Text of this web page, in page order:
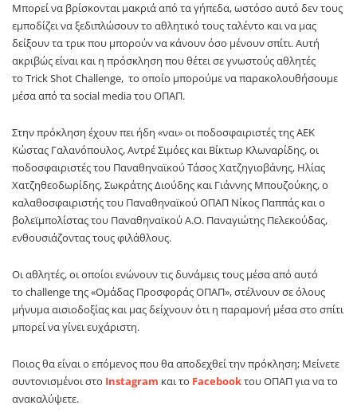
Μπορεί να βρίσκονται μακριά από τα γήπεδα, ωστόσο αυτό δεν τους
εμποδίζει να ξεδιπλώσουν το αθλητικό τους ταλέντο και να μας
δείξουν τα τρικ που μπορούν να κάνουν όσο μένουν σπίτι. Αυτή
ακριβώς είναι και η πρόσκληση που θέτει σε γνωστούς αθλητές
το Trick Shot Challenge, το οποίο μπορούμε να παρακολουθήσουμε
μέσα από ταsocial mediaτου ΟΠΑΠ.
Στην πρόκληση έχουν πει ήδη «ναι» οι ποδοσφαιριστές της ΑΕΚ
Κώστας Γαλανόπουλος, Αντρέ Σιμόες και Βίκτωρ Κλωναρίδης, οι
ποδοσφαιριστές του Παναθηναϊκού Τάσος Χατζηγιοβάνης, Ηλίας
Χατζηθεοδωρίδης, Σωκράτης Διούδης και Γιάννης Μπουζούκης, ο
καλαθοσφαιριστής του Παναθηναϊκού ΟΠΑΠ Νίκος Παππάς και ο
βολεϊμπολίστας του Παναθηναϊκού Α.Ο. Παναγιώτης Πελεκούδας,
ενθουσιάζοντας τους φιλάθλους.
Οι αθλητές, οι οποίοι ενώνουν τις δυνάμεις τους μέσα από αυτό
το challengeτης «Ομάδας Προσφοράς ΟΠΑΠ», στέλνουν σε όλους
μήνυμα αισιοδοξίας και μας δείχνουν ότι η παραμονή μέσα στο σπίτι
μπορεί να γίνει ευχάριστη.
Ποιος θα είναι ο επόμενος που θα αποδεχθεί την πρόκληση; Μείνετε
συντονισμένοι στο Instagram και το Facebookτου ΟΠΑΠ για να το
ανακαλύψετε.